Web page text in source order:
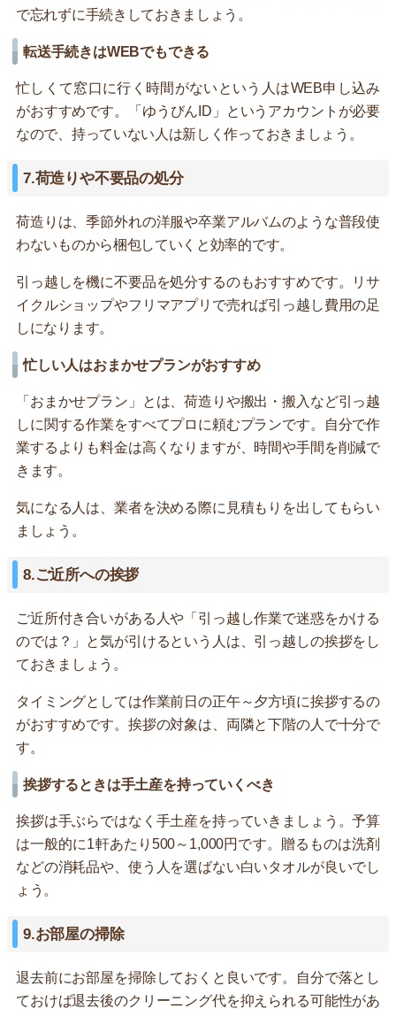
で忘れずに手続きしておきましょう。
転送手続きはWEBでもできる
忙しくて窓口に行く時間がないという人はWEB申し込み
がおすすめです。「ゆうびんID」というアカウントが必要
なので、持っていない人は新しく作っておきましょう。
7.荷造りや不要品の処分
荷造りは、季節外れの洋服や卒業アルバムのような普段使
わないものから梱包していくと効率的です。
引っ越しを機に不要品を処分するのもおすすめです。リサ
イクルショップやフリマアプリで売れば引っ越し費用の足
しになります。
忙しい人はおまかせプランがおすすめ
「おまかせプラン」とは、荷造りや搬出・搬入など引っ越
しに関する作業をすべてプロに頼むプランです。自分で作
業するよりも料金は高くなりますが、時間や手間を削減で
きます。
気になる人は、業者を決める際に見積もりを出してもらい
ましょう。
8.ご近所への挨拶
ご近所付き合いがある人や「引っ越し作業で迷惑をかける
のでは？」と気が引けるという人は、引っ越しの挨拶をし
ておきましょう。
タイミングとしては作業前日の正午～夕方頃に挨拶するの
がおすすめです。挨拶の対象は、両隣と下階の人で十分で
す。
挨拶するときは手土産を持っていくべき
挨拶は手ぶらではなく手土産を持っていきましょう。予算
は一般的に1軒あたり500～1,000円です。贈るものは洗剤
などの消耗品や、使う人を選ばない白いタオルが良いでし
ょう。
9.お部屋の掃除
退去前にお部屋を掃除しておくと良いです。自分で落とし
ておけば退去後のクリーニング代を抑えられる可能性があ